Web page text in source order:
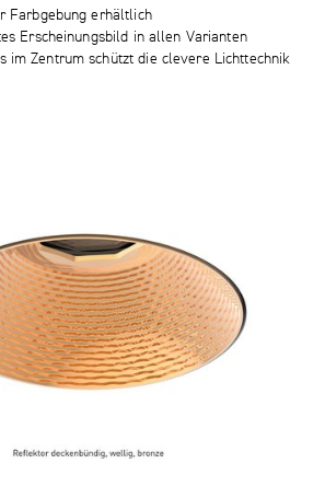
Farbgebung erhältlich
Erscheinungsbild in allen Varianten
im Zentrum schützt die clevere Lichttechnik